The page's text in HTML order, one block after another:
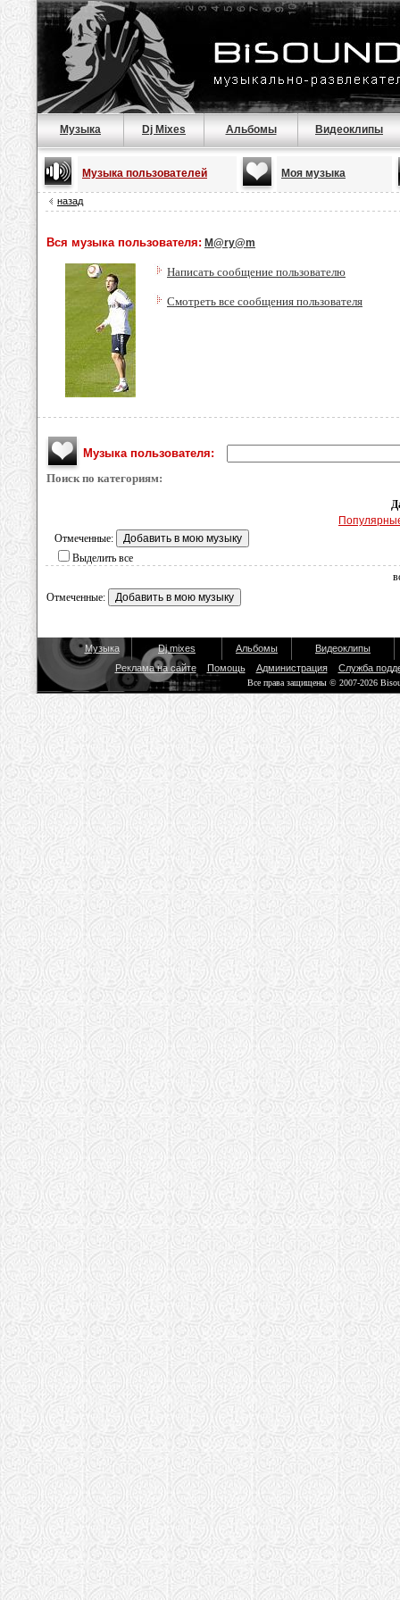
Музыка Dj Mixes Альбомы Видеоклипы
Музыка пользователей Моя музыка
назад
Вся музыка пользователя: M@ry@m
Написать сообщение пользователю
Смотреть все сообщения пользователя
Музыка пользователя:
Поиск по категориям:
Отмеченные:
Выделить все
Отмеченные:
Музыка Dj mixes Альбомы
Видеоклипы
Реклама на сайте
Помощь Администрация Служба
Все права защищены © 2007-2026